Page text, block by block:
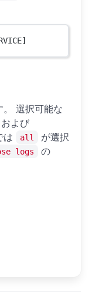
。 選択可能な
および
は all
が選択
logs の